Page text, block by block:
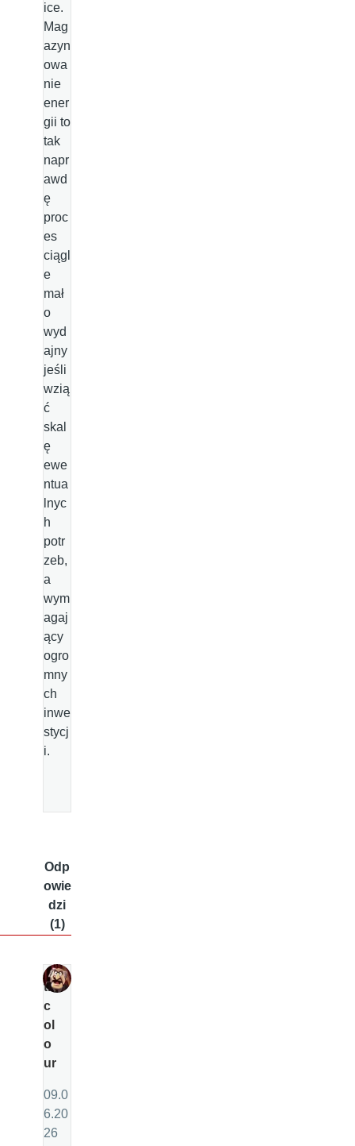
ice.
Mag
azyn
owa
nie
ener
gii to
tak
napr
awd
ę
proc
es
ciągl
e
mał
o
wyd
ajny
jeśli
wzią
ć
skal
ę
ewe
ntua
lnyc
h
potr
zeb,
a
wym
agaj
ący
ogro
mny
ch
inwe
stycj
i.
Odp
owie
dzi
(1)
tri
c
ol
o
ur
09.0
6.20
26